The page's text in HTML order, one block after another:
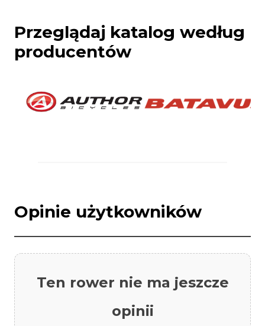
Przeglądaj katalog według
producentów
Opinie użytkowników
Ten rower nie ma jeszcze
opinii